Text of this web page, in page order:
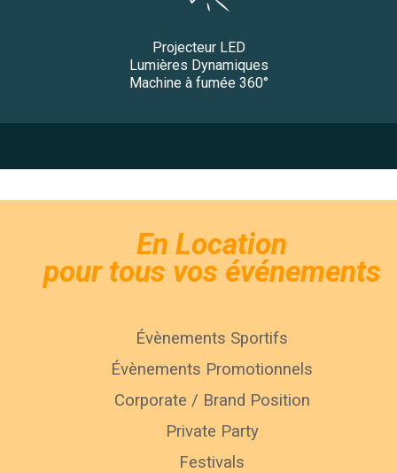
Projecteur LED
Lumières Dynamiques
Machine à fumée 360°
En Location
pour tous vos événements
Évènements Sportifs
Évènements Promotionnels
Corporate / Brand Position
Private Party
Festivals